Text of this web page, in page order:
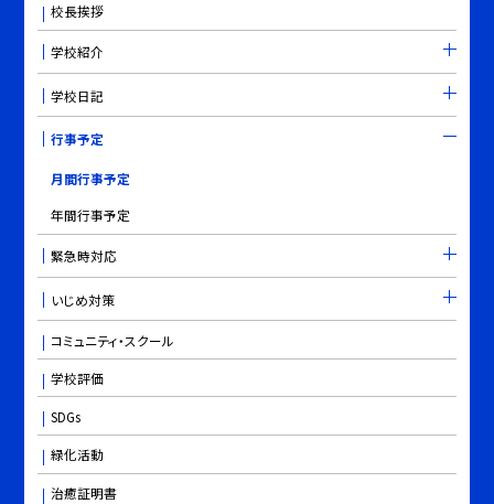
校長挨拶
学校紹介
学校日記
行事予定
月間行事予定
年間行事予定
緊急時対応
いじめ対策
コミュニティ・スクール
学校評価
SDGs
緑化活動
治癒証明書